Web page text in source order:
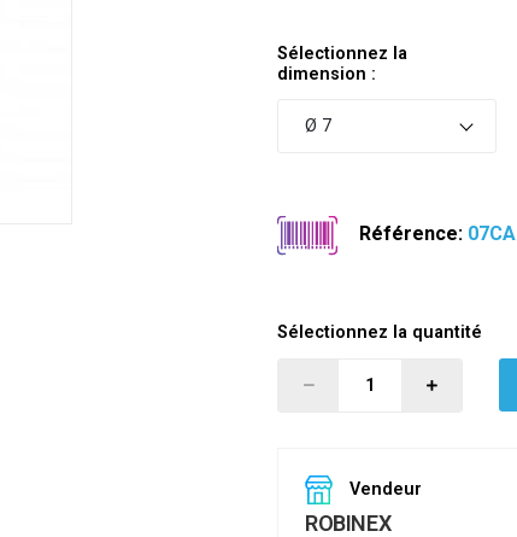
Sélectionnez la
dimension :
Ø 7
Référence:
Sélectionnez la quantité
Vendeur
ROBINEX